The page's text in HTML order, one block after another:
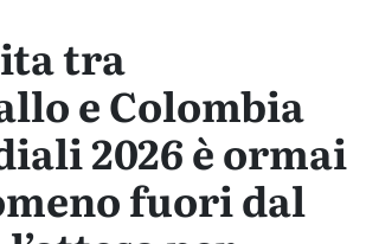
tra
e Colombia
2026 è ormai
fuori dal